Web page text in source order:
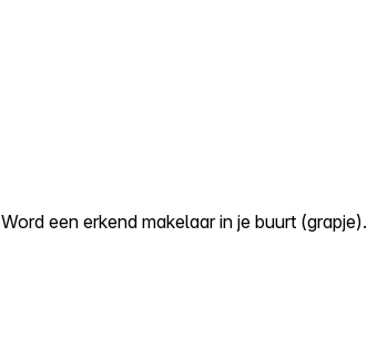
Word een erkend makelaar in je buurt (grapje).